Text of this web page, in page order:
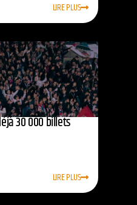
LIRE PLUS
30 000 billets
LIRE PLUS